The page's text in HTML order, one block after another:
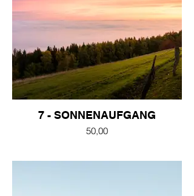
7 - SONNENAUFGANG
50,00